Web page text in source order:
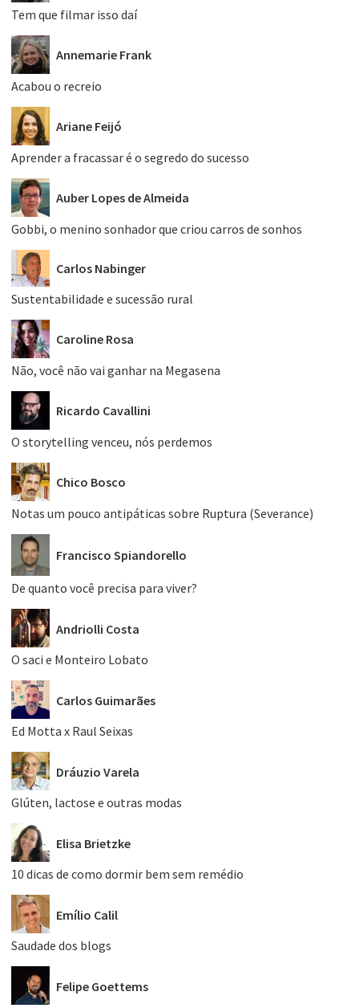
Tem que filmar isso daí
Annemarie Frank
Acabou o recreio
Ariane Feijó
Aprender a fracassar é o segredo do sucesso
Auber Lopes de Almeida
Gobbi, o menino sonhador que criou carros de sonhos
Carlos Nabinger
Sustentabilidade e sucessão rural
Caroline Rosa
Não, você não vai ganhar na Megasena
Ricardo Cavallini
O storytelling venceu, nós perdemos
Chico Bosco
Notas um pouco antipáticas sobre Ruptura (Severance)
Francisco Spiandorello
De quanto você precisa para viver?
Andriolli Costa
O saci e Monteiro Lobato
Carlos Guimarães
Ed Motta x Raul Seixas
Dráuzio Varela
Glúten, lactose e outras modas
Elisa Brietzke
10 dicas de como dormir bem sem remédio
Emílio Calil
Saudade dos blogs
Felipe Goettems